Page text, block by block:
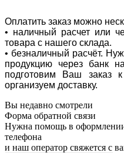
Оплатить заказ можно
• наличный расчет или
товара с нашего склада.
• безналичный расчёт.
продукцию через банк
подготовим Ваш заказ
организуем доставку.
Вы недавно смотрели
Форма обратной связи
Нужна помощь в оформлении
телефона
и наш оператор свяжется с